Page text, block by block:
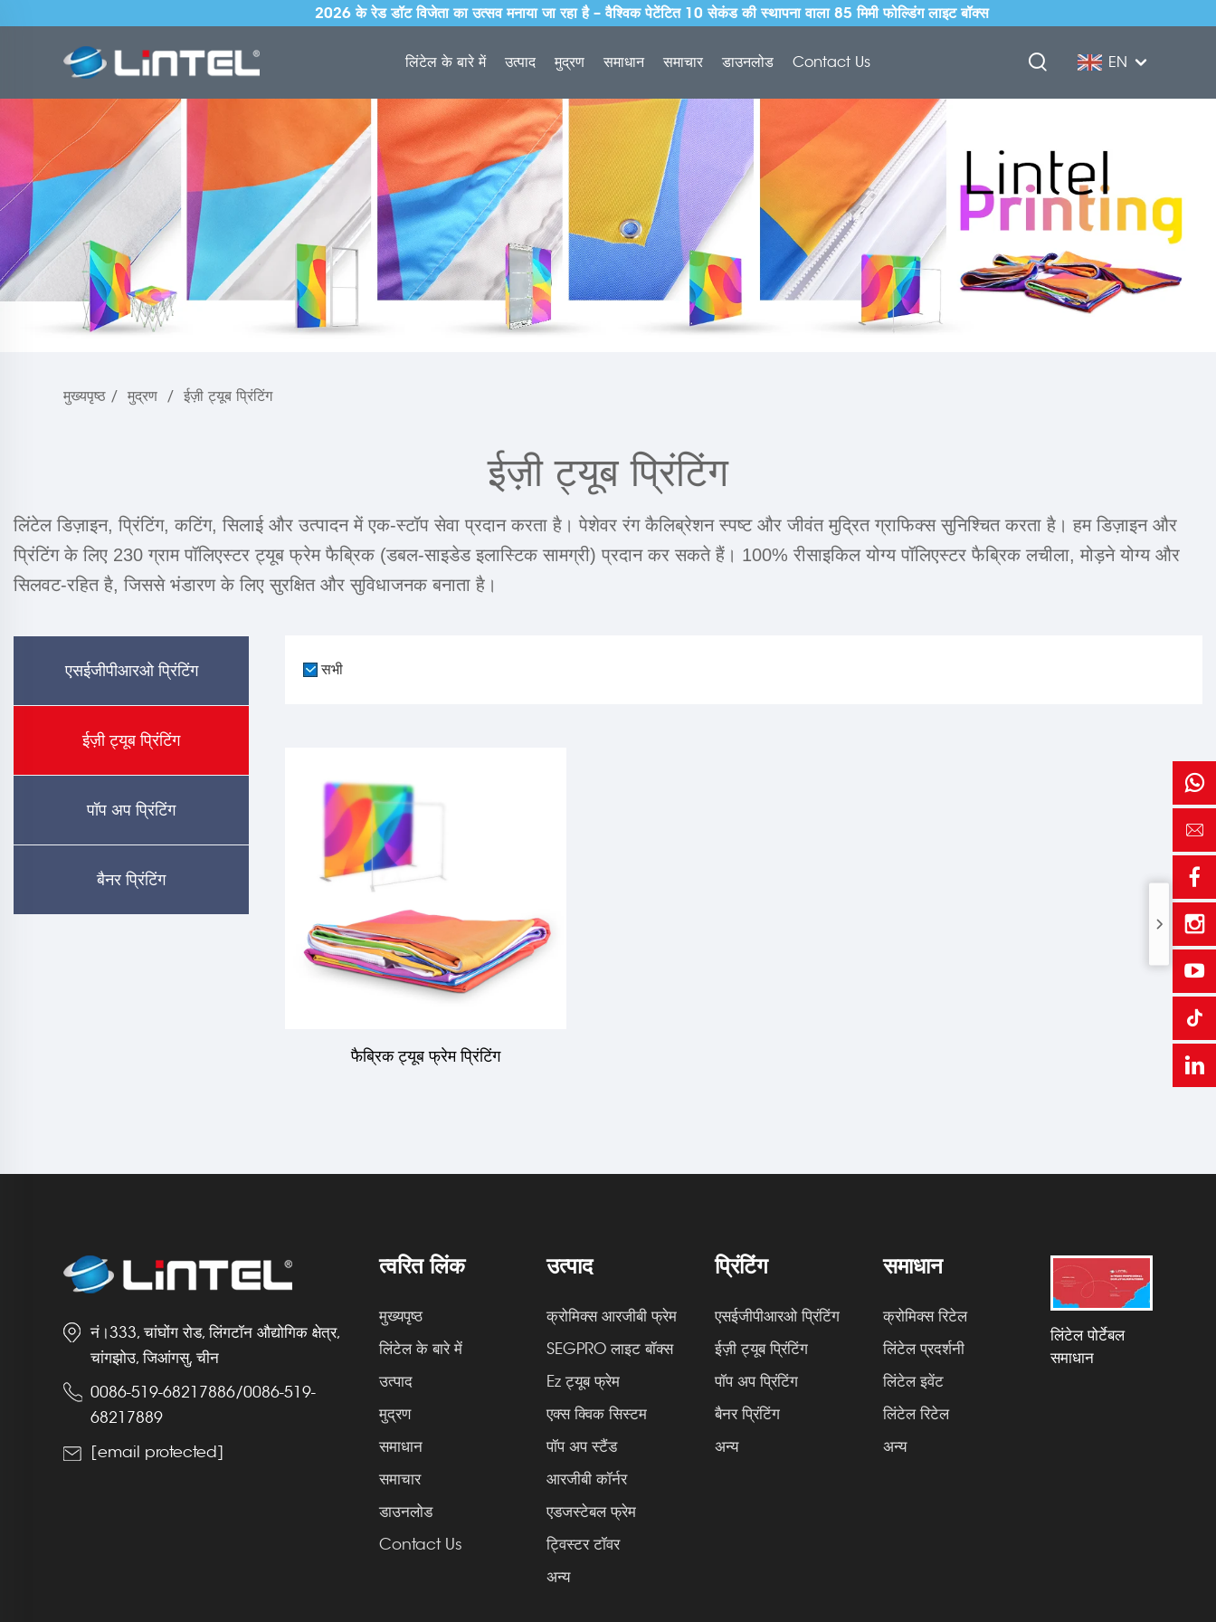
2026 के रेड डॉट विजेता का उत्सव मनाया जा रहा है – वैश्विक पेटेंटित 10 सेकंड की स्थापना वाला 85 मिमी फोल्डिंग लाइट बॉक्स
लिंटेल के बारे में उत्पाद मुद्रण समाधान समाचार डाउनलोड Contact Us EN
मुख्यपृष्ठ / मुद्रण / ईज़ी ट्यूब प्रिंटिंग
ईज़ी ट्यूब प्रिंटिंग
लिंटेल डिज़ाइन, प्रिंटिंग, कटिंग, सिलाई और उत्पादन में एक-स्टॉप सेवा प्रदान करता है। पेशेवर रंग कैलिब्रेशन स्पष्ट और जीवंत मुद्रित ग्राफिक्स सुनिश्चित करता है। हम डिज़ाइन और
प्रिंटिंग के लिए 230 ग्राम पॉलिएस्टर ट्यूब फ्रेम फैब्रिक (डबल-साइडेड इलास्टिक सामग्री) प्रदान कर सकते हैं। 100% रीसाइकिल योग्य पॉलिएस्टर फैब्रिक लचीला, मोड़ने योग्य और
सिलवट-रहित है, जिससे भंडारण के लिए सुरक्षित और सुविधाजनक बनाता है।
एसईजीपीआरओ प्रिंटिंग
ईज़ी ट्यूब प्रिंटिंग
पॉप अप प्रिंटिंग
बैनर प्रिंटिंग
सभी
फैब्रिक ट्यूब फ्रेम प्रिंटिंग
नं।333, चांघोंग रोड, लिंगटॉन औद्योगिक क्षेत्र,
चांगझोउ, जिआंगसु, चीन
0086-519-68217886/0086-519-
68217889
[email protected]
त्वरित लिंक
मुख्यपृष्ठ
लिंटेल के बारे में
उत्पाद
मुद्रण
समाधान
समाचार
डाउनलोड
Contact Us
उत्पाद
क्रोमिक्स आरजीबी फ्रेम
SEGPRO लाइट बॉक्स
Ez ट्यूब फ्रेम
एक्स क्विक सिस्टम
पॉप अप स्टैंड
आरजीबी कॉर्नर
एडजस्टेबल फ्रेम
ट्विस्टर टॉवर
अन्य
प्रिंटिंग
एसईजीपीआरओ प्रिंटिंग
ईज़ी ट्यूब प्रिंटिंग
पॉप अप प्रिंटिंग
बैनर प्रिंटिंग
अन्य
समाधान
क्रोमिक्स रिटेल
लिंटेल प्रदर्शनी
लिंटेल इवेंट
लिंटेल रिटेल
अन्य
लिंटेल पोर्टेबल
समाधान